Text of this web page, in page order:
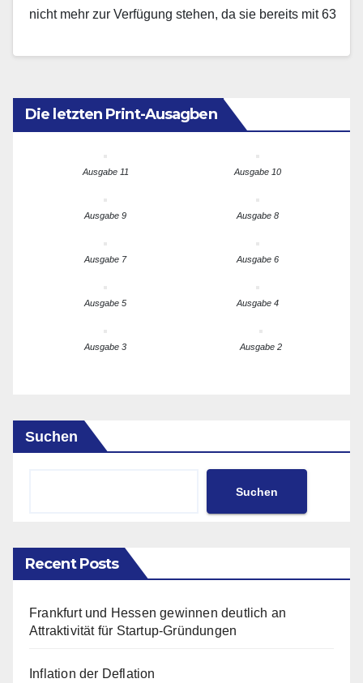
nicht mehr zur Verfügung stehen, da sie bereits mit 63
Die letzten Print-Ausagben
Ausgabe 11 Ausgabe 10
Ausgabe 9 Ausgabe 8
Ausgabe 7 Ausgabe 6
Ausgabe 5 Ausgabe 4
Ausgabe 3 Ausgabe 2
Suchen
Suchen
Recent Posts
Frankfurt und Hessen gewinnen deutlich an
Attraktivität für Startup-Gründungen
Inflation der Deflation